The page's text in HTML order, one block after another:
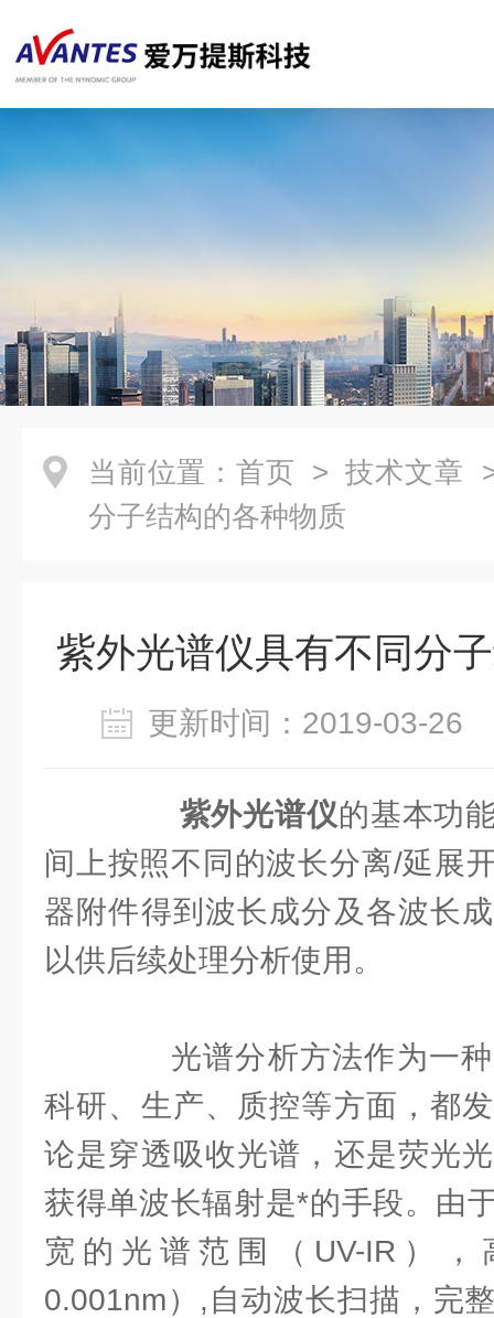
当前位置： 首页 > 技术文章
分子结构的各种物质
紫外光谱仪具有不同分
更新时间：2019-03-
紫外光谱仪的基本功
间上按照不同的波长分离/延展
器附件得到波长成分及各波长
以供后续处理分析使用。
光谱分析方法作为一种
科研、生产、质控等方面，都
论是穿透吸收光谱，还是荧光
获得单波长辐射是*的手段。由
宽的光谱范围（UV-IR）
0.001nm）,自动波长扫描，完